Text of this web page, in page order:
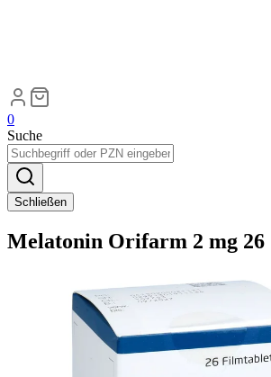
0
Suche
Schließen
Melatonin Orifarm 2 mg 26